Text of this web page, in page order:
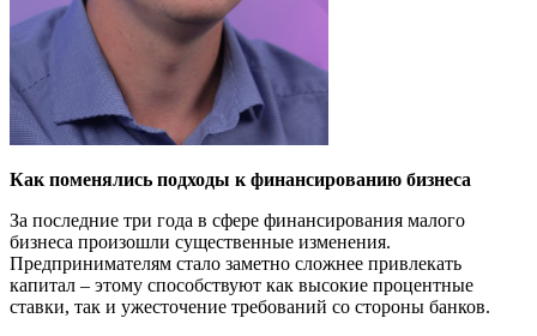
Как поменялись подходы к финансированию бизнеса
За последние три года в сфере финансирования малого
бизнеса произошли существенные изменения.
Предпринимателям стало заметно сложнее привлекать
капитал – этому способствуют как высокие процентные
ставки, так и ужесточение требований со стороны банков.